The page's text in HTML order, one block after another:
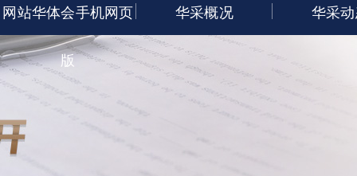
网站华体会手机网页
版
华采概况 华采